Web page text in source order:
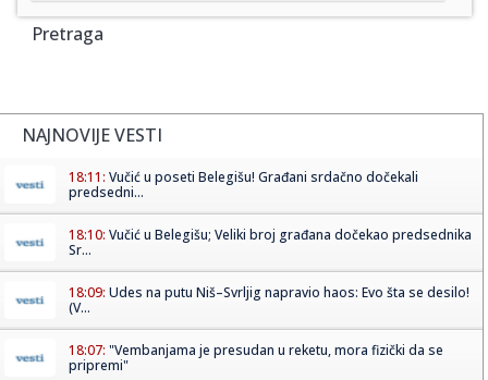
Pretraga
NAJNOVIJE VESTI
18:11: Vučić u poseti Belegišu! Građani srdačno dočekali
predsedni...
18:10: Vučić u Belegišu; Veliki broj građana dočekao predsednika
Sr...
18:09: Udes na putu Niš–Svrljig napravio haos: Evo šta se desilo!
(V...
18:07: "Vembanjama je presudan u reketu, mora fizički da se
pripremi"